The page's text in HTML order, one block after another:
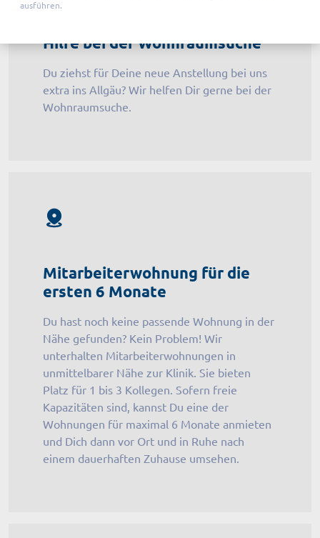
Hilfe bei der Wohnraumsuche
Du ziehst für Deine neue Anstellung bei uns
extra ins Allgäu? Wir helfen Dir gerne bei der
Wohnraumsuche.
Mitarbeiterwohnung für die
ersten 6 Monate
Du hast noch keine passende Wohnung in der
Nähe gefunden? Kein Problem! Wir
unterhalten Mitarbeiterwohnungen in
unmittelbarer Nähe zur Klinik. Sie bieten
Platz für 1 bis 3 Kollegen. Sofern freie
Kapazitäten sind, kannst Du eine der
Wohnungen für maximal 6 Monate anmieten
und Dich dann vor Ort und in Ruhe nach
einem dauerhaften Zuhause umsehen.
ausführen.